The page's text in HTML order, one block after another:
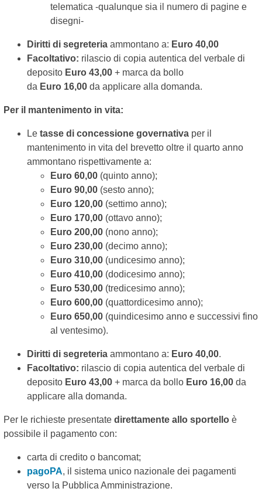
telematica -qualunque sia il numero di pagine e
disegni-
Diritti di segreteria ammontano a: Euro 40,00
Facoltativo: rilascio di copia autentica del verbale di
deposito Euro 43,00 + marca da bollo
da Euro 16,00 da applicare alla domanda.
Per il mantenimento in vita:
Le tasse di concessione governativa per il
mantenimento in vita del brevetto oltre il quarto anno
ammontano rispettivamente a:
Euro 60,00 (quinto anno);
Euro 90,00 (sesto anno);
Euro 120,00 (settimo anno);
Euro 170,00 (ottavo anno);
Euro 200,00 (nono anno);
Euro 230,00 (decimo anno);
Euro 310,00 (undicesimo anno);
Euro 410,00 (dodicesimo anno);
Euro 530,00 (tredicesimo anno);
Euro 600,00 (quattordicesimo anno);
Euro 650,00 (quindicesimo anno e successivi fino
al ventesimo).
Diritti di segreteria ammontano a: Euro 40,00.
Facoltativo: rilascio di copia autentica del verbale di
deposito Euro 43,00 + marca da bollo Euro 16,00 da
applicare alla domanda.
Per le richieste presentate direttamente allo sportello è
possibile il pagamento con:
carta di credito o bancomat;
pagoPA, il sistema unico nazionale dei pagamenti
verso la Pubblica Amministrazione.